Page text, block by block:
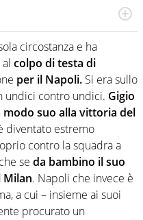
il glossario del calcio in
parte. Non si perde
social del mondo delle
circostanza e ha
colpo di testa di
per il Napoli. Si era sullo
undici contro undici. Gigio
suo alla vittoria del
diventato estremo
contro la squadra a
se da bambino il suo
Milan. Napoli che invece è
a cui – insieme ai suoi
procurato un